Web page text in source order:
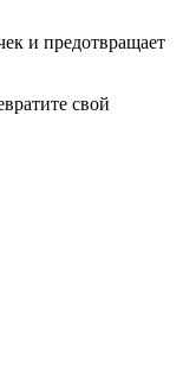
и предотвращает
свой